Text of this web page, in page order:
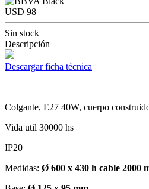
USD 98
Sin stock
Descripción
Descargar ficha técnica
Colgante, E27 40W, cuerpo
Vida util 30000 hs
IP20
Medidas: Ø 600 x 430 h cable 2000